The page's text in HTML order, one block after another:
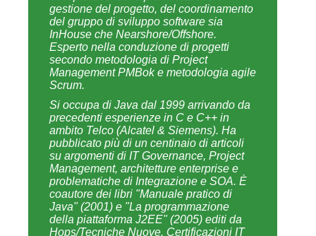
Si occupa di Java dal 1999 arrivando da
precedenti esperienze in C e C++ in
ambito Telco (Alcatel & Siemens). Ha
pubblicato più di un centinaio di articoli
su argomenti di IT Governance, Project
Management, architetture enterprise e
problematiche di Integrazione e SOA. È
coautore dei libri "Manuale pratico di
Java" (2001) e "La programmazione
della piattaforma J2EE" (2005) editi da
Hops/Tecniche Nuove. Certificazioni IT
Governance: COBIT V.4.1 Foundation
Certificate; certificazioni IT Service
Management: ITIL V.3 Foundation
Examination; certificazioni Project
Management: CSM - Scrum Master,
CSPO - Scrum Product Owner, PMI: 35
contact hours.